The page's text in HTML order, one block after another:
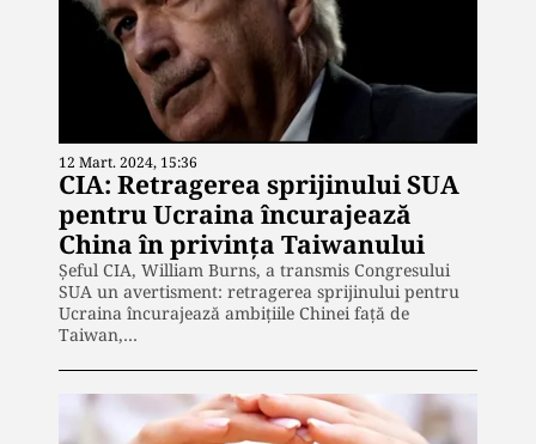
12 Mart. 2024, 15:36
CIA: Retragerea sprijinului SUA
pentru Ucraina încurajează
China în privința Taiwanului
Șeful CIA, William Burns, a transmis Congresului
SUA un avertisment: retragerea sprijinului pentru
Ucraina încurajează ambițiile Chinei față de
Taiwan,…